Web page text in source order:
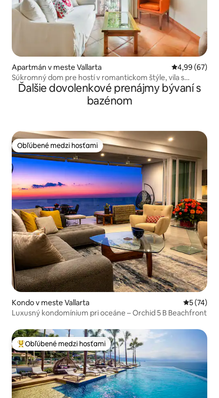
Apartmán v meste Vallarta Priemerné
4,99 (67)
Súkromný dom pre hostí v romantickom štýle, vila s
bazénom
Ďalšie dovolenkové prenájmy bývaní s
bazénom
Obľúbené medzi hosťami
Obľúbené medzi hosťami
Kondo v meste Vallarta
5 (74)
Luxusný kondomínium pri oceáne – Orchid 5 B Beachfront
Najobľúbenejšie medzi hosťami
Obľúbené medzi hosťami